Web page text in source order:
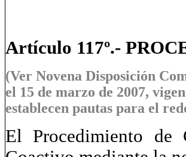
Artículo 117º.-
(Ver Novena Disposición
el 15 de marzo de 2007,
establecen pautas para el
El Procedimiento de